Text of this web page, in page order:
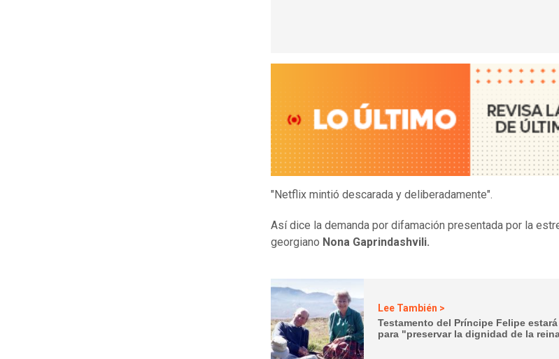
"Netflix mintió descarada y deliberadamente".
Así dice la demanda por difamación presentada por la
georgiano Nona Gaprindashvili.
Lee También >
Testamento del Príncipe Felipe
para "preservar la dignidad de la